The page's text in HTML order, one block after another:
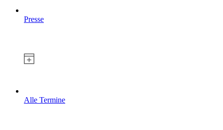
Presse
Alle Termine